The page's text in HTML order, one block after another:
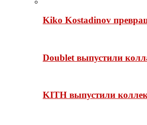
Kiko Kostadinov
Doublet выпустили
KITH выпустили